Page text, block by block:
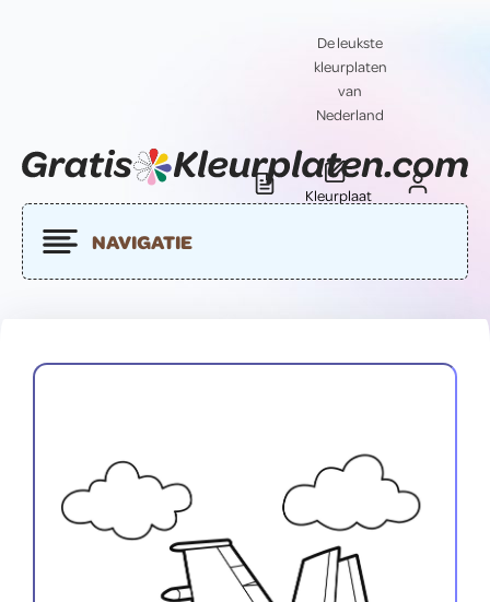
De leukste
kleurplaten
van
Nederland
Blog
Kleurplaat
Contact
NAVIGATIE